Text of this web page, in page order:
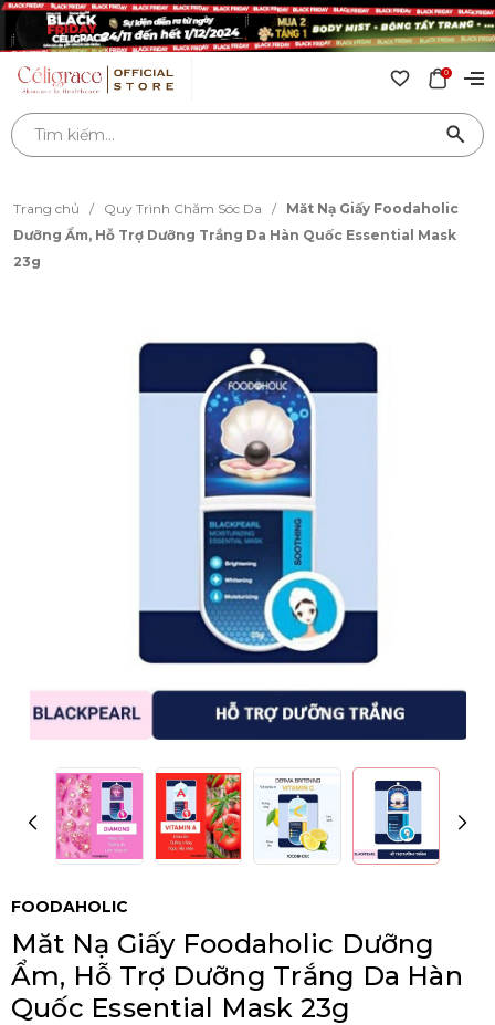
0
Trang chủ / Quy Trình Chăm Sóc Da /
Măt Nạ Giấy Foodaholic
Dưỡng Ẩm, Hỗ Trợ Dưỡng Trắng Da Hàn Quốc Essential Mask
23g
FOODAHOLIC
Măt Nạ Giấy Foodaholic Dưỡng
Ẩm, Hỗ Trợ Dưỡng Trắng Da Hàn
Quốc Essential Mask 23g